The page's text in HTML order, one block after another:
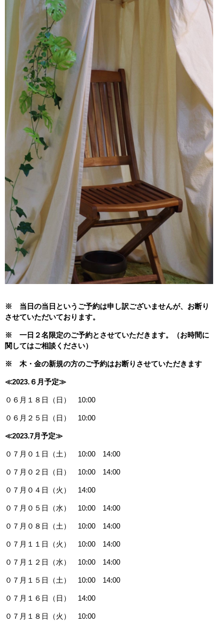
※ 当日の当日というご予約は申し訳ございませんが、お断り
させていただいております。
※ 一日２名限定のご予約とさせていただきます。（お時間に
関してはご相談ください）
※ 木・金の新規の方のご予約はお断りさせていただきます
≪2023.６ 月予定≫
０６月１８日（日） 10:00
０６月２５日（日） 10:00
≪2023.7月予定≫
０７月０１日（土） 10:00 14:00
０７月０２日（日） 10:00 14:00
０７月０４日（火） 14:00
０７月０５日（水） 10:00 14:00
０７月０８日（土） 10:00 14:00
０７月１１日（火） 10:00 14:00
０７月１２日（水） 10:00 14:00
０７月１５日（土） 10:00 14:00
０７月１６日（日） 14:00
０７月１８日（火） 10:00